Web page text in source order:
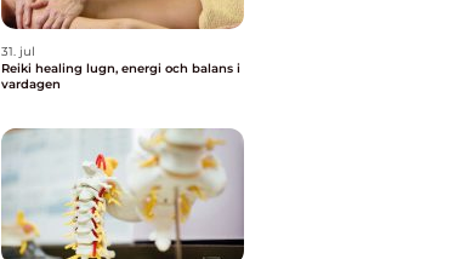
31. jul
Reiki healing lugn, energi och balans i
vardagen